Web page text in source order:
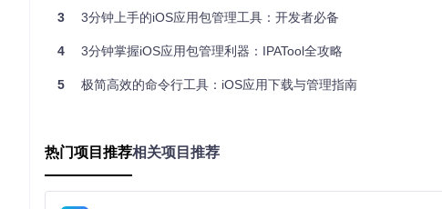
安装完成后，在终端输入ipatool --version，如果显示版本信息则
5个核心操作命令实战
1. 账户认证：安全登录Apple ID
3 3分钟上手的iOS应用包管理工具：开发者必备
4 3分钟掌握iOS应用包管理利器：IPATool全攻略
5 极简高效的命令行工具：iOS应用下载与管理指南
热门项目推荐相关项目推荐